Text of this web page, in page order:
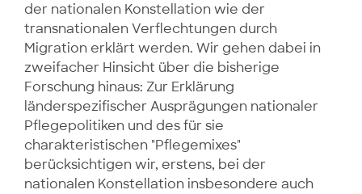
der nationalen Konstellation wie der
transnationalen Verflechtungen durch
Migration erklärt werden. Wir gehen dabei in
zweifacher Hinsicht über die bisherige
Forschung hinaus: Zur Erklärung
länderspezifischer Ausprägungen nationaler
Pflegepolitiken und des für sie
charakteristischen "Pflegemixes"
berücksichtigen wir, erstens, bei der
nationalen Konstellation insbesondere auch